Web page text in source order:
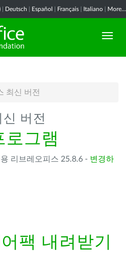
Deutsch Español Français Italiano More...
최신 버전
버전
로그램
리브레오피스 25.8.6 - 변경하
팩 내려받기